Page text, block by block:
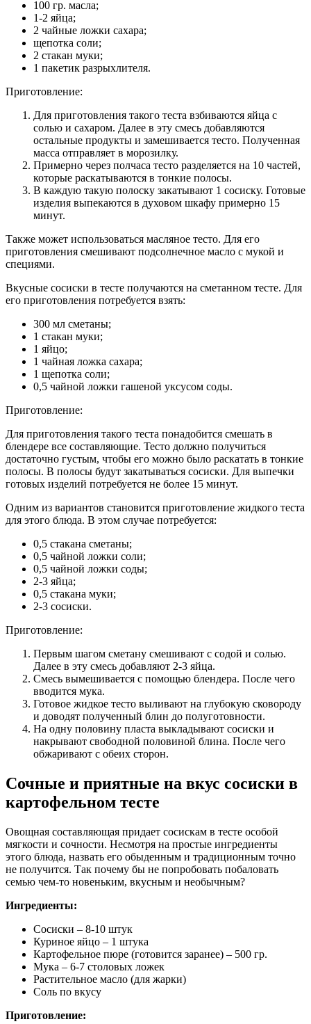
100 гр. масла;
1-2 яйца;
2 чайные ложки сахара;
щепотка соли;
2 стакан муки;
1 пакетик разрыхлителя.
Приготовление:
Для приготовления такого теста взбиваются яйца с
солью и сахаром. Далее в эту смесь добавляются
остальные продукты и замешивается тесто. Полученная
масса отправляет в морозилку.
Примерно через полчаса тесто разделяется на 10 частей,
которые раскатываются в тонкие полосы.
В каждую такую полоску закатывают 1 сосиску. Готовые
изделия выпекаются в духовом шкафу примерно 15
минут.
Также может использоваться масляное тесто. Для его
приготовления смешивают подсолнечное масло с мукой и
специями.
Вкусные сосиски в тесте получаются на сметанном тесте. Для
его приготовления потребуется взять:
300 мл сметаны;
1 стакан муки;
1 яйцо;
1 чайная ложка сахара;
1 щепотка соли;
0,5 чайной ложки гашеной уксусом соды.
Приготовление:
Для приготовления такого теста понадобится смешать в
блендере все составляющие. Тесто должно получиться
достаточно густым, чтобы его можно было раскатать в тонкие
полосы. В полосы будут закатываться сосиски. Для выпечки
готовых изделий потребуется не более 15 минут.
Одним из вариантов становится приготовление жидкого теста
для этого блюда. В этом случае потребуется:
0,5 стакана сметаны;
0,5 чайной ложки соли;
0,5 чайной ложки соды;
2-3 яйца;
0,5 стакана муки;
2-3 сосиски.
Приготовление:
Первым шагом сметану смешивают с содой и солью.
Далее в эту смесь добавляют 2-3 яйца.
Смесь вымешивается с помощью блендера. После чего
вводится мука.
Готовое жидкое тесто выливают на глубокую сковороду
и доводят полученный блин до полуготовности.
На одну половину пласта выкладывают сосиски и
накрывают свободной половиной блина. После чего
обжаривают с обеих сторон.
Сочные и приятные на вкус сосиски в
картофельном тесте
Овощная составляющая придает сосискам в тесте особой
мягкости и сочности. Несмотря на простые ингредиенты
этого блюда, назвать его обыденным и традиционным точно
не получится. Так почему бы не попробовать побаловать
семью чем-то новеньким, вкусным и необычным?
Ингредиенты:
Сосиски – 8-10 штук
Куриное яйцо – 1 штука
Картофельное пюре (готовится заранее) – 500 гр.
Мука – 6-7 столовых ложек
Растительное масло (для жарки)
Соль по вкусу
Приготовление: